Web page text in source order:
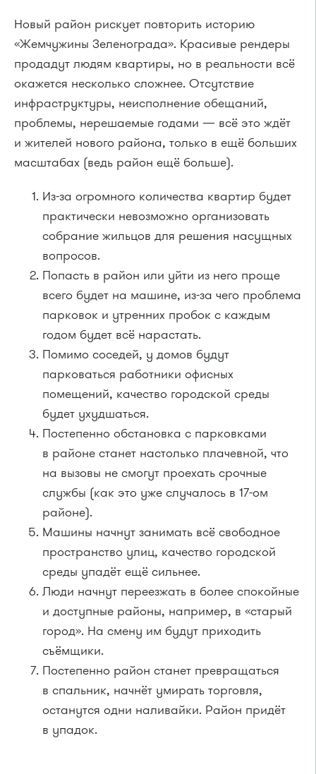
Новый район рискует повторить историю
«Жемчужины Зеленограда». Красивые рендеры
продадут людям квартиры, но в реальности всё
окажется несколько сложнее. Отсутствие
инфраструктуры, неисполнение обещаний,
проблемы, нерешаемые годами — всё это ждёт
и жителей нового района, только в ещё больших
масштабах (ведь район ещё больше).
Из-за огромного количества квартир будет
практически невозможно организовать
собрание жильцов для решения насущных
вопросов.
Попасть в район или уйти из него проще
всего будет на машине, из-за чего проблема
парковок и утренних пробок с каждым
годом будет всё нарастать.
Помимо соседей, у домов будут
парковаться работники офисных
помещений, качество городской среды
будет ухудшаться.
Постепенно обстановка с парковками
в районе станет настолько плачевной, что
на вызовы не смогут проехать срочные
службы (как это уже случалось в 17-ом
районе).
Машины начнут занимать всё свободное
пространство улиц, качество городской
среды упадёт ещё сильнее.
Люди начнут переезжать в более спокойные
и доступные районы, например, в «старый
город». На смену им будут приходить
съёмщики.
Постепенно район станет превращаться
в спальник, начнёт умирать торговля,
останутся одни наливайки. Район придёт
в упадок.